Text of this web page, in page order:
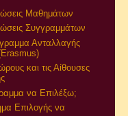
Μαθημάτων
Συγγραμμάτων
Ανταλλαγής
και τις Αίθουσες
να Επιλέξω;
Επιλογής να